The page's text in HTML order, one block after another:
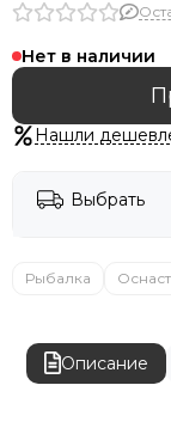
Нет в наличии
Нашли
Выбрать
Рыбалка
Описание